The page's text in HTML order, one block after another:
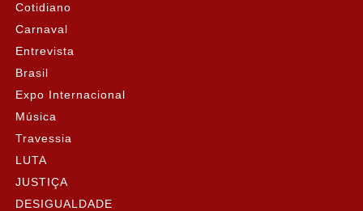
Cotidiano
Carnaval
Entrevista
Brasil
Expo Internacional
Música
Travessia
LUTA
JUSTIÇA
DESIGUALDADE